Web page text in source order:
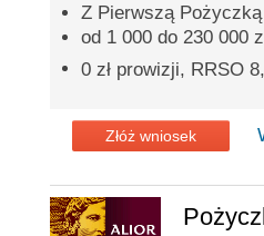
Z Pierwszą
od 1 000 do 230 000
0 zł prowizji, RRSO
Złóż wniosek